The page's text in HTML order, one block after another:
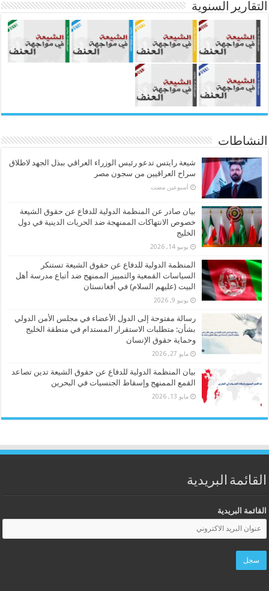
التقارير السنوية
النشاطات
شيعة رايتس تدعو رئيس الوزراء العراقي ببذل الجهد لاطلاق
سراح العراقيين من سجون مصر
‏أسبوعين مضت
بيان صادر عن المنظمة الدولية للدفاع عن حقوق الشيعة
خصوص الانتهاكات الممنهجة ضد الحريات الدينية في دول
الخليج
يونيو 14, 2026
المنظمة الدولية للدفاع عن حقوق الشيعة تستنكر
السياسات القمعية والتمييز الممنهج ضد أتباع مدرسة أهل
البيت (عليهم السلام) في أفغانستان
يونيو 9, 2026
رسالة مفتوحة إلى الدول الأعضاء في مجلس الأمن الدولي
بشأن: متطلبات الاستقرار المستدام في منطقة الخليج
وحماية حقوق الإنسان
مايو 27, 2026
بيان المنظمة الدولية للدفاع عن حقوق الشيعة تدين تصاعد
القمع الممنهج وإسقاط الجنسيات في البحرين
مايو 13, 2026
القائمة البريدية
القائمة البريدية